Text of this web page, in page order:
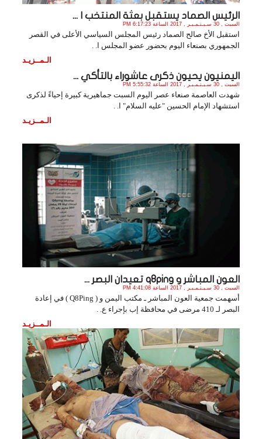
الرئيس الصماد يستقبل بعثة المنتخب ا ...
السبت , 30 سـبـتـمـبـر , 2017 الساعة 6:17:23 PM
استقبل الأخ صالح الصماد رئيس المجلس السياسي الأعلى في القصر
الجمهوري بصنعاء اليوم بحضور عضو المجلس ا. .
الـمــزيـد
اليمنيون يحيون ذكرى عاشوراء بالتأكي ...
السبت , 30 سـبـتـمـبـر , 2017 الساعة 5:55:32 PM
شهدت العاصمة صنعاء عصر اليوم السبت جماهيرية كبيرة إحياءً لذكرى
استشهاد الإمام الحسين "عليه السلام" ا. .
الـمــزيـد
العون المباشر و q8ping تعيدان البصر ...
السبت , 30 سـبـتـمـبـر , 2017 الساعة 4:41:08 PM
أسهمت جمعية العون المباشر ـ مكتب اليمن و ( Q8Ping ) في إعادة
البصر لـ 410 مرضى في محافظة إب بإجراء ع. .
الـمــزيـد